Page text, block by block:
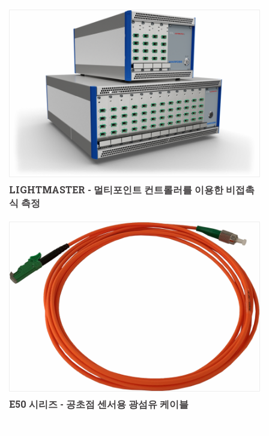
LIGHTMASTER - 멀티포인트 컨트롤러를 이용한 비접촉
식 측정
E50 시리즈 - 공초점 센서용 광섬유 케이블